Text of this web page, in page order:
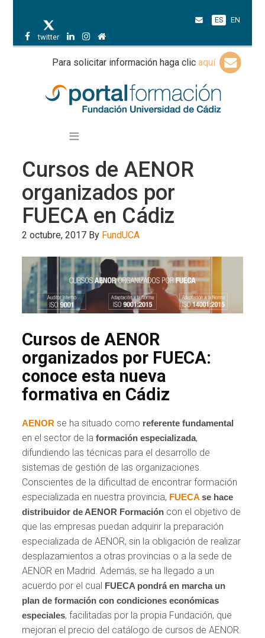
twitter
ES EN
Para solicitar información haga clic aquí
Cursos de AENOR
organizados por
FUECA en Cádiz
2 octubre, 2017 By FundUCA
Cursos de AENOR
organizados por FUECA:
conoce esta nueva
formativa en Cádiz
AENOR se ha situado como referente fundamental
en el sector de laformación especializada,
difundiendo las técnicas para el desarrollo de
sistemas de gestión de las organizaciones.
Conscientes de la dificultad de encontrar formación
especializada en nuestra provincia, FUECA se hace
distribuidor de AENOR Formación con el objetivo de
que las empresas puedan adquirir la preparación
especializada de AENOR, sin la obligación de realizar
desplazamientos a otras provincias o a la sede de
AENOR en Madrid. Además, se ha llegado a un
acuerdo por el cual FUECA pondrá en marcha un
plan de formación con condiciones económicas
especiales, facilitadas por la propia Fundación, que
mejoran el precio del catálogo de cursos de AENOR.